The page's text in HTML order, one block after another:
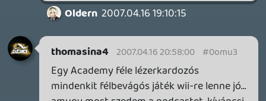
DENSHATTACK! TESZT
6 napja
A SONY MARAD A TERVNÉL – EZ TÖRTÉNT PÉNTEKEN
Továbbá: CloverPit, Marvel Tokon: Fighting Souls.